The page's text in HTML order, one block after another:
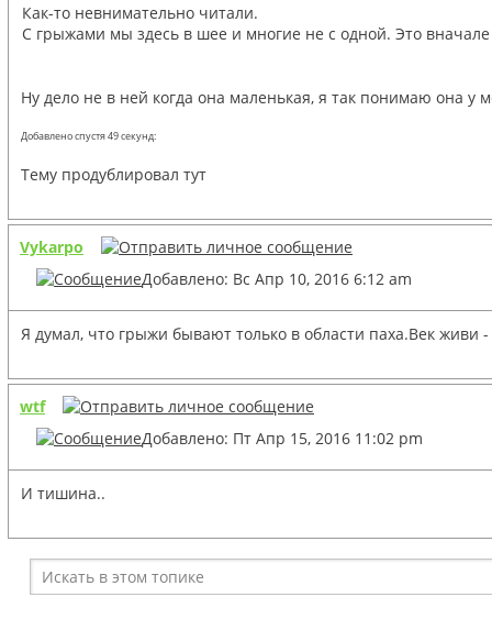
Как-то невнимательно читали.
С грыжами мы здесь в шее и многие не с одной. Это
Ну дело не в ней когда она маленькая, я так понимаю она
Добавлено спустя 49 секунд:
Тему продублировал тут
Vykarpo
Добавлено: Вс Апр 10, 2016 6:12 am
Я думал, что грыжи бывают только в области паха.Век живи -
wtf
Добавлено: Пт Апр 15, 2016 11:02 pm
И тишина..